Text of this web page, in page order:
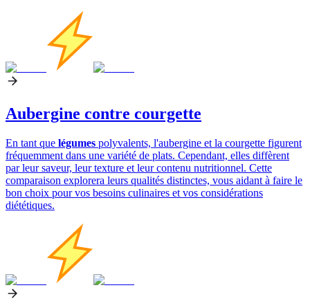
Aubergine contre courgette
En tant que légumes polyvalents, l'aubergine et la courgette figurent
fréquemment dans une variété de plats. Cependant, elles diffèrent
par leur saveur, leur texture et leur contenu nutritionnel. Cette
comparaison explorera leurs qualités distinctes, vous aidant à faire le
bon choix pour vos besoins culinaires et vos considérations
diététiques.